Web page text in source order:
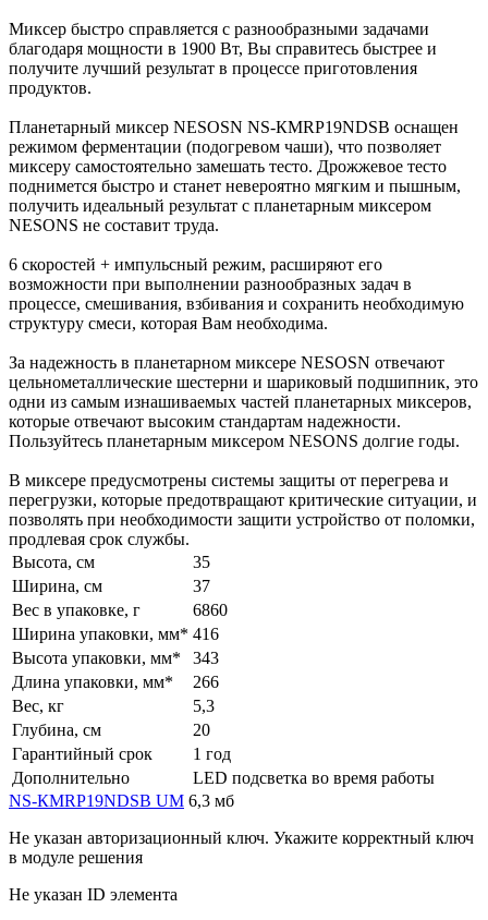
Миксер быстро справляется с разнообразными задачами
благодаря мощности в 1900 Вт, Вы справитесь быстрее и
получите лучший результат в процессе приготовления
продуктов.
Планетарный миксер NESOSN NS-КMRP19NDSB оснащен
режимом ферментации (подогревом чаши), что позволяет
миксеру самостоятельно замешать тесто. Дрожжевое тесто
поднимется быстро и станет невероятно мягким и пышным,
получить идеальный результат с планетарным миксером
NESONS не составит труда.
6 скоростей + импульсный режим, расширяют его
возможности при выполнении разнообразных задач в
процессе, смешивания, взбивания и сохранить необходимую
структуру смеси, которая Вам необходима.
За надежность в планетарном миксере NESOSN отвечают
цельнометаллические шестерни и шариковый подшипник, это
одни из самым изнашиваемых частей планетарных миксеров,
которые отвечают высоким стандартам надежности.
Пользуйтесь планетарным миксером NESONS долгие годы.
В миксере предусмотрены системы защиты от перегрева и
перегрузки, которые предотвращают критические ситуации, и
позволять при необходимости защити устройство от поломки,
продлевая срок службы.
Высота, см
35
Ширина, см
37
Вес в упаковке, г
6860
Ширина упаковки, мм* 416
Высота упаковки, мм*
343
Длина упаковки, мм*
266
Вес, кг
5,3
Глубина, см
20
Гарантийный срок
1 год
Дополнительно
LED подсветка во время работы
NS-КMRP19NDSB UM 6,3 мб
Не указан авторизационный ключ. Укажите корректный ключ
в модуле решения
Не указан ID элемента